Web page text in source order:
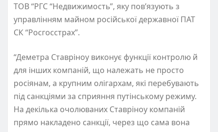
ТОВ “РГС “Недвижимость”, яку пов’язують з
управлінням майном російської державної ПАТ
СК “Росгосстрах”.
“Деметра Ставріноу виконує функції контролю й
для інших компаній, що належать не просто
росіянам, а крупним олігархам, які перебувають
під санкціями за сприяння путінському режиму.
На декілька очолюваних Ставріноу компаній
прямо накладено санкції, через що сама вона